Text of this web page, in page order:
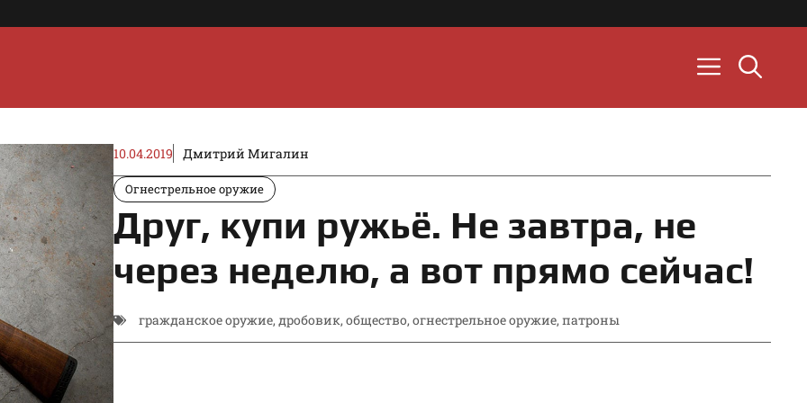
10.04.2019 Дмитрий Мигалин
Огнестрельное оружие
Друг, купи ружьё. Не завтра, не
через неделю, а вот прямо сейчас!
гражданское оружие, дробовик, общество, огнестрельное оружие, патроны